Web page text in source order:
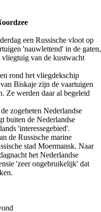
een Russische vloot op
'nauwlettend' in de gaten,
vliegtuig van de kustwacht
rond het vliegdekschip
Biskaje zijn de vaartuigen
Ze werden daar al begeleid
zogeheten Nederlandse
buiten de Nederlandse
'interessegebied'.
de Russische marine
stad Moermansk. Naar
het Nederlandse
'zeer ongebruikelijk' dat